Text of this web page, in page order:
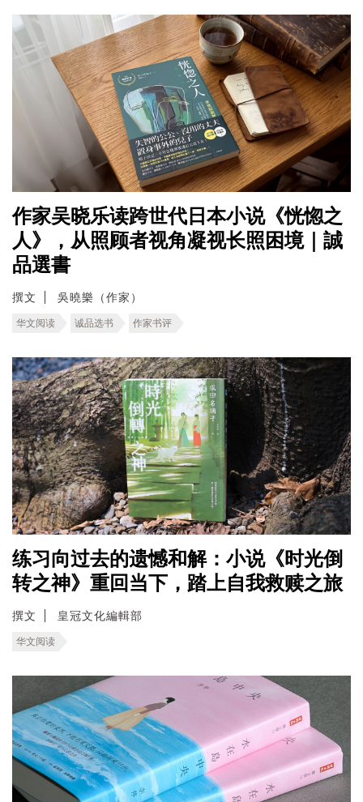
作家吴晓乐读跨世代日本小说《恍惚之
人》，从照顾者视角凝视长照困境｜誠
品選書
撰文 吳曉樂（作家）
华文阅读 诚品选书 作家书评
练习向过去的遗憾和解：小说《时光倒
转之神》重回当下，踏上自我救赎之旅
撰文 皇冠文化編輯部
华文阅读